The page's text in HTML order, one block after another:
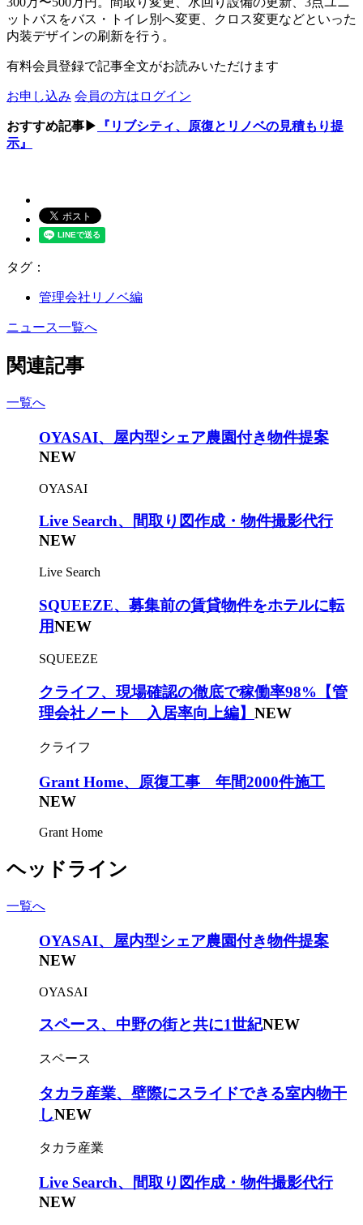
ットバスをバス・トイレ別へ変更、クロス変更などといった
内装デザインの刷新を行う。
有料会員登録で記事全文がお読みいただけます
お申し込み 会員の方はログイン
おすすめ記事▶
『リブシティ、原復とリノベの見積もり提
示』
タグ：
管理会社リノベ編
ニュース一覧へ
関連記事
一覧へ
OYASAI、屋内型シェア農園付き物件提案
NEW
OYASAI
Live Search、間取り図作成・物件撮影代行
NEW
Live Search
SQUEEZE、募集前の賃貸物件をホテルに転
用NEW
SQUEEZE
クライフ、現場確認の徹底で稼働率98%【管
理会社ノート 入居率向上編】 NEW
クライフ
Grant Home、原復工事 年間2000件施工
NEW
Grant Home
ヘッドライン
一覧へ
OYASAI、屋内型シェア農園付き物件提案
NEW
OYASAI
スペース、中野の街と共に1世紀NEW
スペース
タカラ産業、壁際にスライドできる室内物干
しNEW
タカラ産業
Live Search、間取り図作成・物件撮影代行
NEW